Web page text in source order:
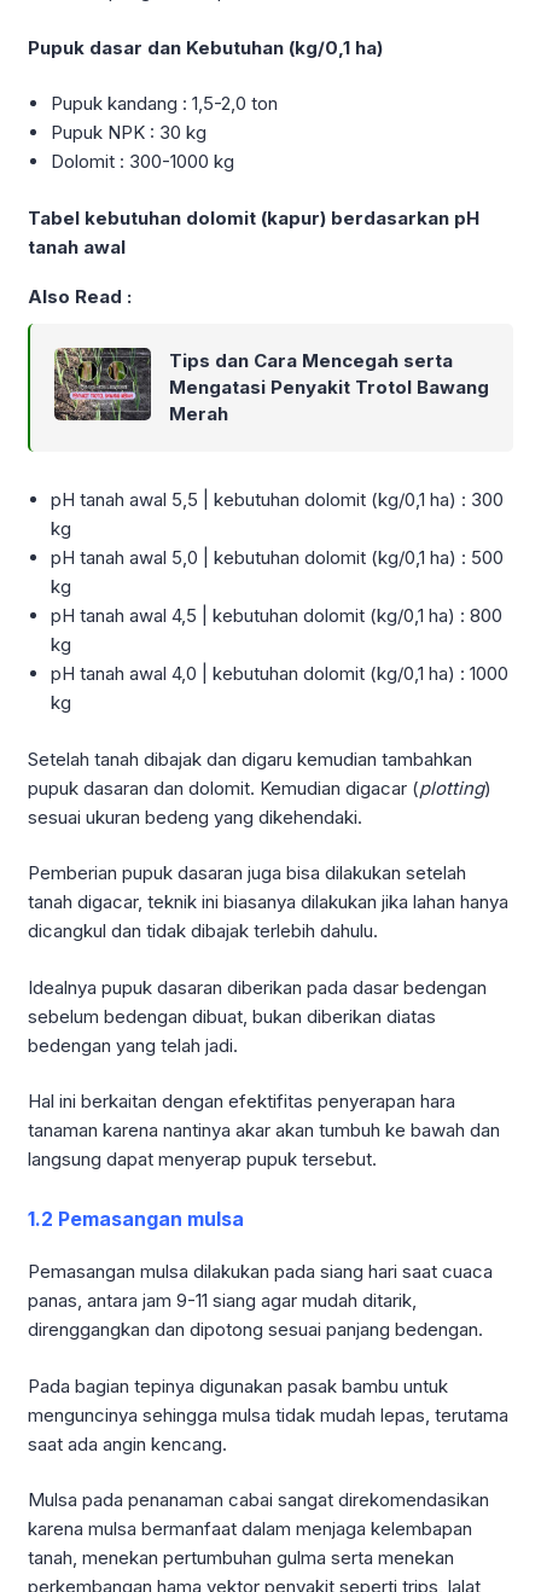
Pupuk dasar dan Kebutuhan (kg/0,1 ha)
Pupuk kandang : 1,5-2,0 ton
Pupuk NPK : 30 kg
Dolomit : 300-1000 kg
Tabel kebutuhan dolomit (kapur) berdasarkan pH
tanah awal
Also Read :
Tips dan Cara Mencegah serta
Mengatasi Penyakit Trotol Bawang
Merah
pH tanah awal 5,5 | kebutuhan dolomit (kg/0,1 ha) : 300
kg
pH tanah awal 5,0 | kebutuhan dolomit (kg/0,1 ha) : 500
kg
pH tanah awal 4,5 | kebutuhan dolomit (kg/0,1 ha) : 800
kg
pH tanah awal 4,0 | kebutuhan dolomit (kg/0,1 ha) : 1000
kg
Setelah tanah dibajak dan digaru kemudian tambahkan
pupuk dasaran dan dolomit. Kemudian digacar (plotting)
sesuai ukuran bedeng yang dikehendaki.
Pemberian pupuk dasaran juga bisa dilakukan setelah
tanah digacar, teknik ini biasanya dilakukan jika lahan hanya
dicangkul dan tidak dibajak terlebih dahulu.
Idealnya pupuk dasaran diberikan pada dasar bedengan
sebelum bedengan dibuat, bukan diberikan diatas
bedengan yang telah jadi.
Hal ini berkaitan dengan efektifitas penyerapan hara
tanaman karena nantinya akar akan tumbuh ke bawah dan
langsung dapat menyerap pupuk tersebut.
1.2 Pemasangan mulsa
Pemasangan mulsa dilakukan pada siang hari saat cuaca
panas, antara jam 9-11 siang agar mudah ditarik,
direnggangkan dan dipotong sesuai panjang bedengan.
Pada bagian tepinya digunakan pasak bambu untuk
menguncinya sehingga mulsa tidak mudah lepas, terutama
saat ada angin kencang.
Mulsa pada penanaman cabai sangat direkomendasikan
karena mulsa bermanfaat dalam menjaga kelembapan
tanah, menekan pertumbuhan gulma serta menekan
perkembangan hama vektor penyakit seperti trips, lalat